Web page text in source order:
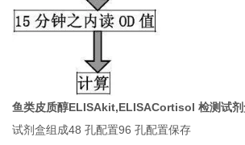
鱼类皮质醇ELISAkit,ELISACortisol 检测试
试剂盒组成48 孔配置96 孔配置保存